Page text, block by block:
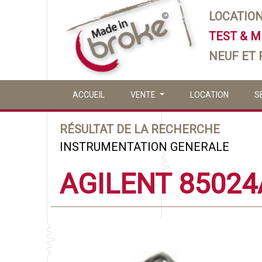
TEST &
NEUF ET
ACCUEIL VENTE LOCATION
RÉSULTAT DE LA RECHERCHE
INSTRUMENTATION GENERALE
AGILENT